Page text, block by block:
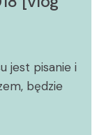
jest pisanie i
będzie